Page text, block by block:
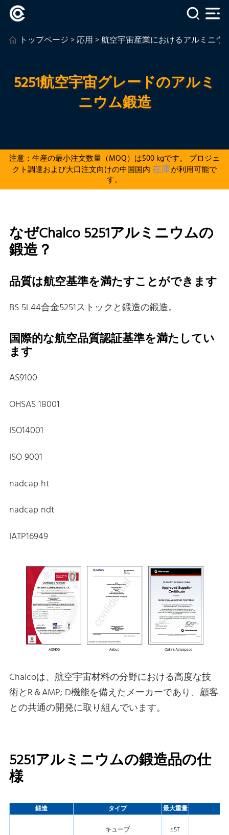
トップページ>応用>航空宇宙産業におけるアルミニウ
5251航空宇宙グレードのアルミ
ニウム鍛造
注意：生産の最小注文数量（MOQ）は500 kgです。 プロジェ
クト調達および大口注文向けの中国国内 在庫が利用可能で
す。
なぜChalco 5251アルミニウムの
鍛造？
品質は航空基準を満たすことができます
BS 5L44合金5251ストックと鍛造の鍛造。
国際的な航空品質認証基準を満たしてい
ます
AS9100
OHSAS 18001
ISO14001
ISO 9001
nadcap ht
nadcap ndt
IATP16949
Chalcoは、航空宇宙材料の分野における高度な技
術とR＆AMP; D機能を備えたメーカーであり、顧客
との共通の開発に取り組んでいます。
5251アルミニウムの鍛造品の仕
様
鍛造 タイプ 最大重量
キューブ ≤5T